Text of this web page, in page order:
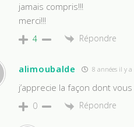
jamais compris!!!
merci!!!
4 Répondre
alimoubalde 8 années il y a
j’apprecie la façon dont
0 Répondre